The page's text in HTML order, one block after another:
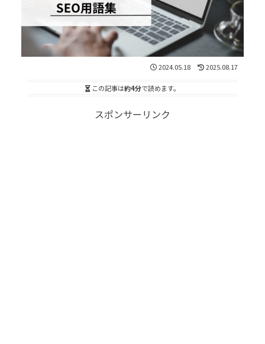
2024.05.18 2025.08.17
この記事は約4分で読めます。
スポンサーリンク